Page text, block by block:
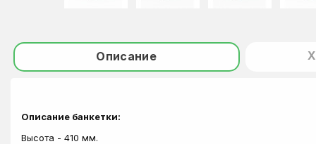
Описание
Описание банкетки:
Высота - 410 мм.